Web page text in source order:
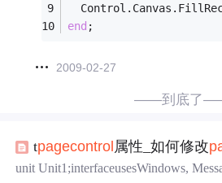
end ;
2009-02-27
——到底了
tpagecontrol 属性_如何修改
unit Unit1;interfaceusesWindows,